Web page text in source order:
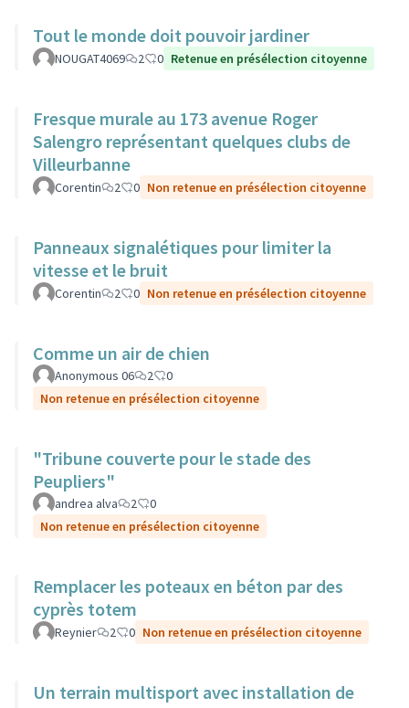
Tout le monde doit pouvoir jardiner
NOUGAT4069 2 0 Retenue en présélection citoyenne
Fresque murale au 173 avenue Roger
Salengro représentant quelques clubs de
Villeurbanne
Corentin 2 0 Non retenue en présélection citoyenne
Panneaux signalétiques pour limiter la
vitesse et le bruit
Corentin 2 0 Non retenue en présélection citoyenne
Comme un air de chien
Anonymous 06 2
0
Non retenue en présélection citoyenne
"Tribune couverte pour le stade des
Peupliers"
andrea alva 2
0
Non retenue en présélection citoyenne
Remplacer les poteaux en béton par des
cyprès totem
Reynier 2 0 Non retenue en présélection citoyenne
Un terrain multisport avec installation de